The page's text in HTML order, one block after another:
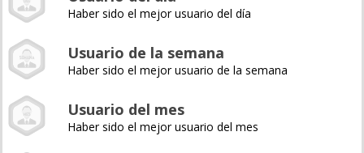
Haber sido el mejor usuario del día
Usuario de la semana
Haber sido el mejor usuario de la semana
Usuario del mes
Haber sido el mejor usuario del mes